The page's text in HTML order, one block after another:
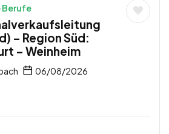
Berufe
– Region Süd:
– Weinheim
06/08/2026